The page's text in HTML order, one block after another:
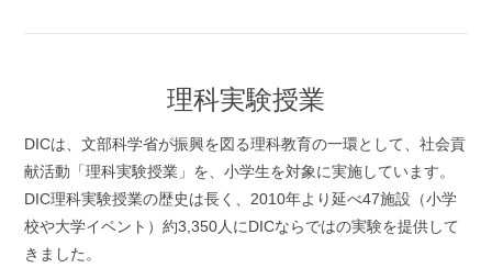
理科実験授業
DICは、文部科学省が振興を図る理科教育の一環として、社会貢
献活動「理科実験授業」を、小学生を対象に実施しています。
DIC理科実験授業の歴史は長く、2010年より延べ47施設（小学
校や大学イベント）約3,350人にDICならではの実験を提供して
きました。